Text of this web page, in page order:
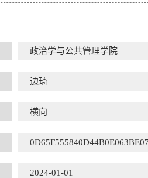
政治学与公共管理学院
边琦
横向
2024-01-01